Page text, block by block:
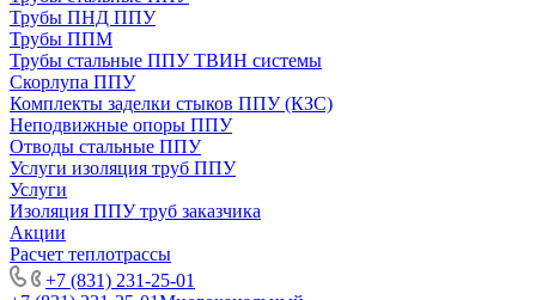
Трубы ПНД ППУ
Трубы ППМ
Трубы стальные ППУ ТВИН системы
Скорлупа ППУ
Комплекты заделки стыков ППУ (КЗС)
Неподвижные опоры ППУ
Отводы стальные ППУ
Услуги изоляция труб ППУ
Услуги
Изоляция ППУ труб заказчика
Акции
Расчет теплотрассы
+7 (831) 231-25-01